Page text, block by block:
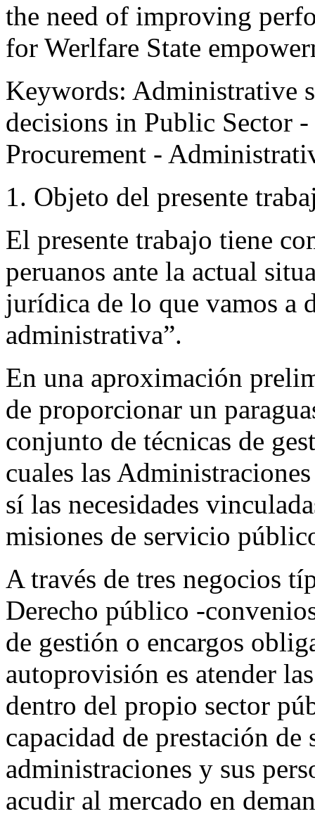
the need of improving
for Werlfare State
Keywords: Administrative
decisions in Public Sector
Procurement -
1. Objeto del presente
El presente trabajo tiene
peruanos ante la actual
jurídica de lo que vamos a
administrativa”.
En una aproximación
de proporcionar un
conjunto de técnicas de
cuales las
sí las necesidades
misiones de servicio
A través de tres negocios
Derecho público -
de gestión o encargos
autoprovisión es atender
dentro del propio sector
capacidad de prestación
administraciones y sus
acudir al mercado en